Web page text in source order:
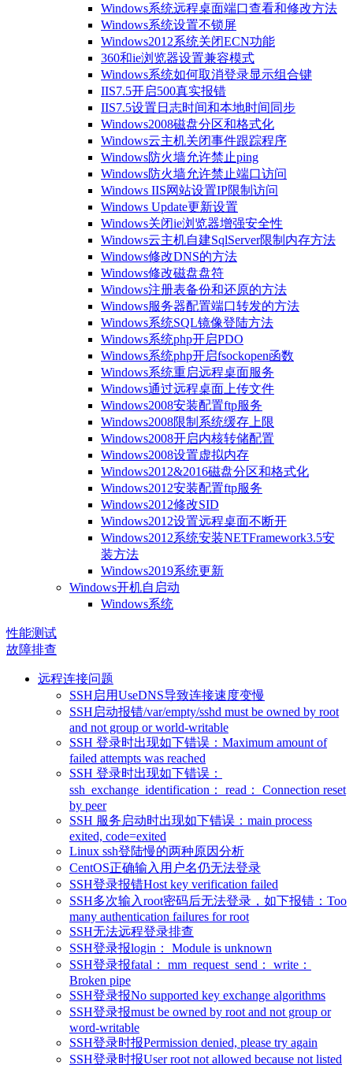
Windows系统远程桌面端口查看和修改方法
Windows系统设置不锁屏
Windows2012系统关闭ECN功能
360和ie浏览器设置兼容模式
Windows系统如何取消登录显示组合键
IIS7.5开启500真实报错
IIS7.5设置日志时间和本地时间同步
Windows2008磁盘分区和格式化
Windows云主机关闭事件跟踪程序
Windows防火墙允许禁止ping
Windows防火墙允许禁止端口访问
Windows IIS网站设置IP限制访问
Windows Update更新设置
Windows关闭ie浏览器增强安全性
Windows云主机自建SqlServer限制内存方法
Windows修改DNS的方法
Windows修改磁盘盘符
Windows注册表备份和还原的方法
Windows服务器配置端口转发的方法
Windows系统SQL镜像登陆方法
Windows系统php开启PDO
Windows系统php开启fsockopen函数
Windows系统重启远程桌面服务
Windows通过远程桌面上传文件
Windows2008安装配置ftp服务
Windows2008限制系统缓存上限
Windows2008开启内核转储配置
Windows2008设置虚拟内存
Windows2012&2016磁盘分区和格式化
Windows2012安装配置ftp服务
Windows2012修改SID
Windows2012设置远程桌面不断开
Windows2012系统安装NETFramework3.5安
装方法
Windows2019系统更新
Windows开机自启动
Windows系统
性能测试
故障排查
远程连接问题
SSH启用UseDNS导致连接速度变慢
SSH启动报错/var/empty/sshd must be owned by root
and not group or world-writable
SSH 登录时出现如下错误：Maximum amount of
failed attempts was reached
SSH 登录时出现如下错误：
ssh_exchange_identification： read： Connection reset
by peer
SSH 服务启动时出现如下错误：main process
exited, code=exited
Linux ssh登陆慢的两种原因分析
CentOS正确输入用户名仍无法登录
SSH登录报错Host key verification failed
SSH多次输入root密码后无法登录，如下报错：Too
many authentication failures for root
SSH无法远程登录排查
SSH登录报login： Module is unknown
SSH登录报fatal： mm_request_send： write：
Broken pipe
SSH登录报No supported key exchange algorithms
SSH登录报must be owned by root and not group or
word-writable
SSH登录时报Permission denied, please try again
SSH登录时报User root not allowed because not listed